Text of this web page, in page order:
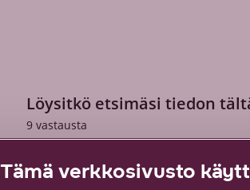
Löysitkö etsimäsi tiedon
9 vastausta
Kyllä löysin Osittain
Tämä verkkosivusto